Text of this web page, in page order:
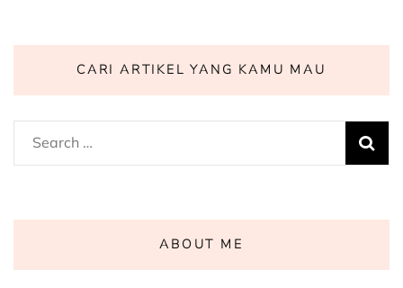
CARI ARTIKEL YANG KAMU MAU
Search
for:
ABOUT ME